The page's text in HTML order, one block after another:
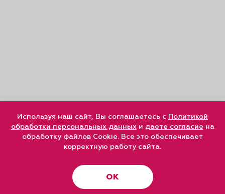
Используя наш сайт, Вы соглашаетесь с Политикой
обработки персональных данныхи даете согласие на
обработку файлов Cookie. Все это обеспечивает
корректную работу сайта.
ОК